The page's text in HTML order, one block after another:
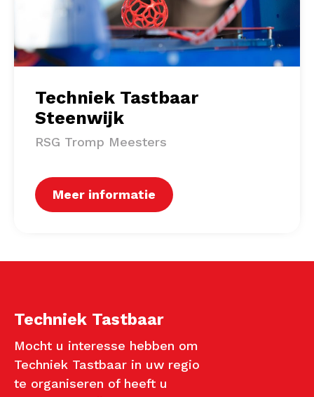
Techniek Tastbaar
Steenwijk
RSG Tromp Meesters
Meer informatie
Techniek Tastbaar
Mocht u interesse hebben om
Techniek Tastbaar in uw regio
te organiseren of heeft u